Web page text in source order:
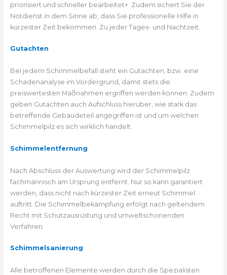
priorisiert und schneller bearbeitet+. Zudem sichert Sie der
Notdienst in dem Sinne ab, dass Sie professionelle Hilfe in
kürzester Zeit bekommen. Zu jeder Tages- und Nachtzeit.
Gutachten
Bei jedem Schimmelbefall steht ein Gutachten, bzw. eine
Schadenanalyse im Vordergrund, damit stets die
preiswertesten Maßnahmen ergriffen werden können. Zudem
geben Gutachten auch Aufschluss hierüber, wie stark das
betreffende Gebäudeteil angegriffen ist und um welchen
Schimmelpilz es sich wirklich handelt.
Schimmelentfernung
Nach Abschluss der Auswertung wird der Schimmelpilz
fachmännisch am Ursprung entfernt. Nur so kann garantiert
werden, dass nicht nach kürzester Zeit erneut Schimmel
auftritt. Die Schimmelbekämpfung erfolgt nach geltendem
Recht mit Schutzausrüstung und umweltschonenden
Verfahren.
Schimmelsanierung
Alle betroffenen Elemente werden durch die Spezialisten